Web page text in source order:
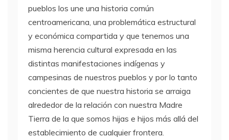
pueblos los une una historia común
centroamericana, una problemática estructural
y económica compartida y que tenemos una
misma herencia cultural expresada en las
distintas manifestaciones indígenas y
campesinas de nuestros pueblos y por lo tanto
concientes de que nuestra historia se arraiga
alrededor de la relación con nuestra Madre
Tierra de la que somos hijas e hijos más allá del
establecimiento de cualquier frontera.